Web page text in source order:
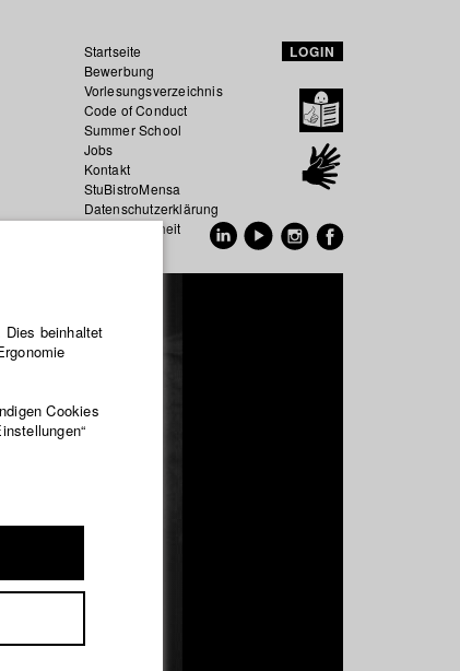
Startseite
Bewerbung
Vorlesungsverzeichnis
Code of Conduct
Summer School
Jobs
Kontakt
StuBistroMensa
Datenschutzerklärung
Datensicherheit
LOGIN
Dies beinhaltet
Cookies